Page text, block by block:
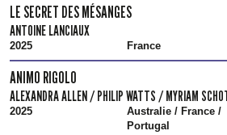
LE SECRET DES MÉSANGES
ANTOINE LANCIAUX
2025 France
ANIMO RIGOLO
ALEXANDRA ALLEN / PHILIP WATTS / MYRIAM
2025
Australie / France /
Portugal